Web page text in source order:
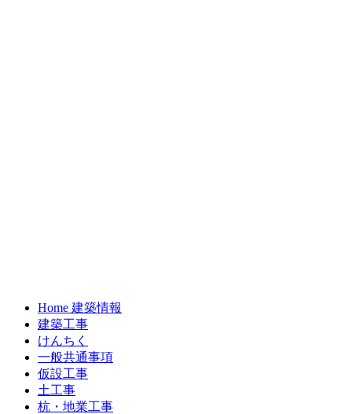
Home 建築情報
建築工事
けんちく
一般共通事項
仮設工事
土工事
杭・地業工事